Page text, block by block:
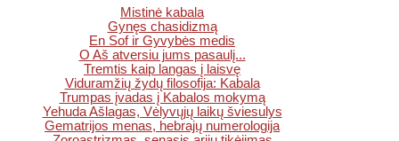
Mistinė kabala
Gynęs chasidizmą
En Sof ir Gyvybės medis
O Aš atversiu jums pasaulį...
Tremtis kaip langas į laisvę
Viduramžių žydų filosofija: Kabala
Trumpas įvadas į Kabalos mokymą
Yehuda Ašlagas, Vėlyvųjų laikų šviesulys
Gematrijos menas, hebrajų numerologija